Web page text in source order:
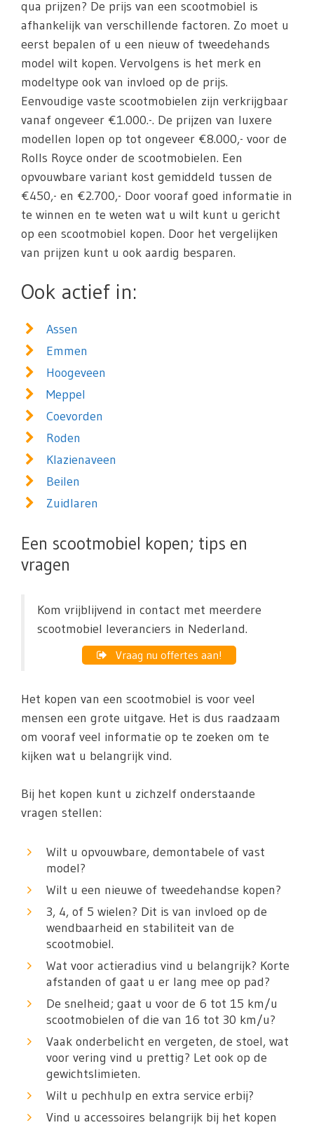
qua prijzen? De prijs van een scootmobiel is
afhankelijk van verschillende factoren. Zo moet u
eerst bepalen of u een nieuw of tweedehands
model wilt kopen. Vervolgens is het merk en
modeltype ook van invloed op de prijs.
Eenvoudige vaste scootmobielen zijn verkrijgbaar
vanaf ongeveer €1.000.-. De prijzen van luxere
modellen lopen op tot ongeveer €8.000,- voor de
Rolls Royce onder de scootmobielen. Een
opvouwbare variant kost gemiddeld tussen de
€450,- en €2.700,- Door vooraf goed informatie in
te winnen en te weten wat u wilt kunt u gericht
op een scootmobiel kopen. Door het vergelijken
van prijzen kunt u ook aardig besparen.
Ook actief in:
Assen
Emmen
Hoogeveen
Meppel
Coevorden
Roden
Klazienaveen
Beilen
Zuidlaren
Een scootmobiel kopen; tips en
vragen
Kom vrijblijvend in contact met meerdere
scootmobiel leveranciers in Nederland.
Vraag nu offertes aan!
Het kopen van een scootmobiel is voor veel
mensen een grote uitgave. Het is dus raadzaam
om vooraf veel informatie op te zoeken om te
kijken wat u belangrijk vind.
Bij het kopen kunt u zichzelf onderstaande
vragen stellen:
Wilt u opvouwbare, demontabele of vast
model?
Wilt u een nieuwe of tweedehandse kopen?
3, 4, of 5 wielen? Dit is van invloed op de
wendbaarheid en stabiliteit van de
scootmobiel.
Wat voor actieradius vind u belangrijk? Korte
afstanden of gaat u er lang mee op pad?
De snelheid; gaat u voor de 6 tot 15 km/u
scootmobielen of die van 16 tot 30 km/u?
Vaak onderbelicht en vergeten, de stoel, wat
voor vering vind u prettig? Let ook op de
gewichtslimieten.
Wilt u pechhulp en extra service erbij?
Vind u accessoires belangrijk bij het kopen